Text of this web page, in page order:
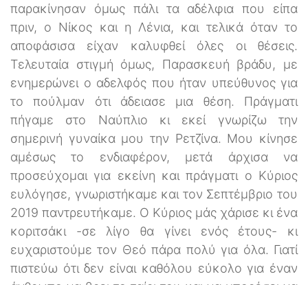
παρακίνησαν όμως πάλι τα αδέλφια που είπα
πριν, ο Νίκος και η Λένια, και τελικά όταν το
αποφάσισα είχαν καλυφθεί όλες οι θέσεις.
Τελευταία στιγμή όμως, Παρασκευή βράδυ, με
ενημερώνει ο αδελφός που ήταν υπεύθυνος για
το πούλμαν ότι άδειασε μια θέση. Πράγματι
πήγαμε στο Ναύπλιο κι εκεί γνωρίζω την
σημερινή γυναίκα μου την Ρετζίνα. Μου κίνησε
αμέσως το ενδιαφέρον, μετά άρχισα να
προσεύχομαι για εκείνη και πράγματι ο Κύριος
ευλόγησε, γνωριστήκαμε και τον Σεπτέμβριο του
2019 παντρευτήκαμε. Ο Κύριος μάς χάρισε κι ένα
κοριτσάκι -σε λίγο θα γίνει ενός έτους- κι
ευχαριστούμε τον Θεό πάρα πολύ για όλα. Γιατί
πιστεύω ότι δεν είναι καθόλου εύκολο για έναν